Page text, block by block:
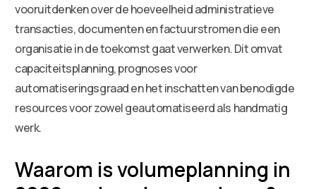
vooruitdenken over de hoeveelheid administratieve
transacties, documenten en factuurstromen die een
organisatie in de toekomst gaat verwerken. Dit omvat
capaciteitsplanning, prognoses voor
automatiseringsgraad en het inschatten van benodigde
resources voor zowel geautomatiseerd als handmatig
werk.
Waarom is volumeplanning in